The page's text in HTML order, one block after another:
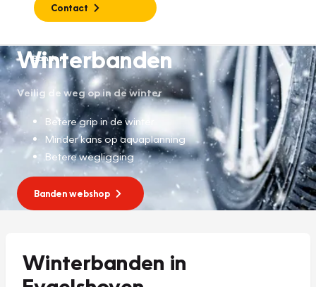
Contact
Banden
Winterbanden
Veilig de weg op in de winter
Betere grip in de winter
Minder kans op aquaplanning
Betere wegligging
Banden webshop
Winterbanden in